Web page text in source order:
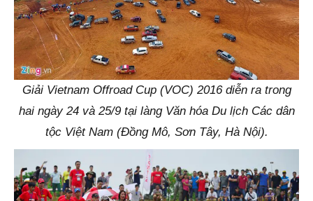
Giải Vietnam Offroad Cup (VOC) 2016 diễn ra trong
hai ngày 24 và 25/9 tại làng Văn hóa Du lịch Các dân
tộc Việt Nam (Đồng Mô, Sơn Tây, Hà Nội).